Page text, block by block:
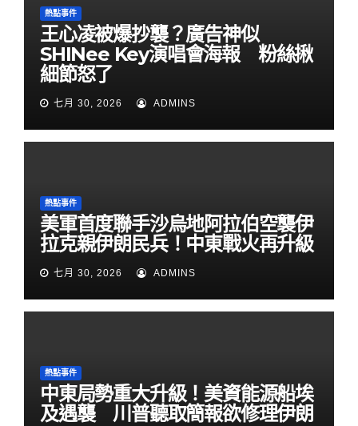
熱點事件
王心凌被爆抄襲？廣告神似
SHINee Key演唱會海報 粉絲揪
細節怒了
七月 30, 2026 ADMINS
熱點事件
美軍首度聯手沙烏地阿拉伯空襲伊
拉克親伊朗民兵！中東戰火再升級
七月 30, 2026 ADMINS
熱點事件
中東局勢重大升級！美資能源船埃
及遇襲 川普聽取簡報欲修理伊朗